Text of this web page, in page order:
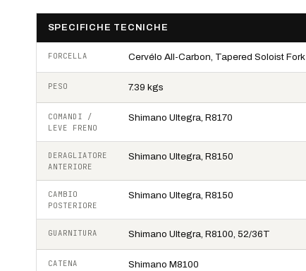
SPECIFICHE TECNICHE
FORCELLA Cervélo All-Carbon, Tapered Soloist Fork
PESO 7.39 kgs
COMANDI /
LEVE FRENO
Shimano Ultegra, R8170
DERAGLIATORE
ANTERIORE
Shimano Ultegra, R8150
CAMBIO
POSTERIORE
Shimano Ultegra, R8150
GUARNITURA Shimano Ultegra, R8100, 52/36T
CATENA Shimano M8100